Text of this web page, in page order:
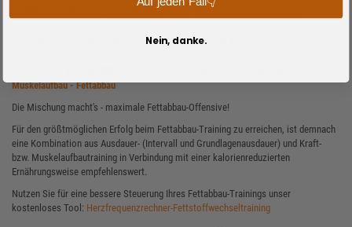
(Stoffwechselaktivität) sein und desto mehr Fett können Sie verbrennen.
nach der körperlichen Belastung läuft Ihr Stoffwechsel auf Hochtouren.
Muskelaufbau - Fettabbau
Die Mischung macht's - maximale Fettabbau-Offensive!
Für den größtmöglichen Erfolg beim Fettabbau-Training zu erreichen, ist demnach
eine Kombination aus Ausdauer- (Intervall und Grundlagenausdauer) und Kraft-
bzw. Muskelaufbautraining in Verbindung mit einer kalorienreduzierten
Ernährungsweise empfehlenswert.
Nutzen Sie für eine bessere Steuerung Ihres Fettabbau-Trainings unser
kostenloses Tool: Herzfrequenzrechner-Fettstoffwechseltraining
Nein, danke.